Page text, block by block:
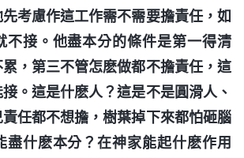
考慮作這工作需不需要擔責任，如
不接。他盡本分的條件是第一得清
，第三不管怎麽做都不擔責任，這
。這是什麽人？這是不是圓滑人、
任都不想擔，樹葉掉下來都怕砸腦
盡什麽本分？在神家能起什麽作用